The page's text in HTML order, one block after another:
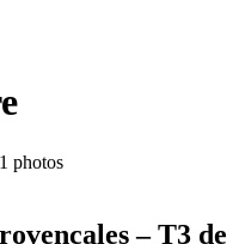
photos
– T3 de